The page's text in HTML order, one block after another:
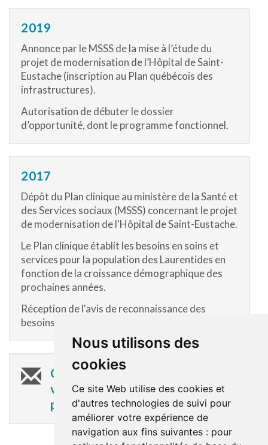
Nous utilisons des
cookies
Ce site Web utilise des cookies et
d'autres technologies de suivi pour
améliorer votre expérience de
navigation aux fins suivantes : pour
2019
Annonce par le MSSS de la mise à l’étude du
projet de modernisation de l’Hôpital de Saint-
Eustache (inscription au Plan québécois des
infrastructures).
Autorisation de débuter le dossier
d’opportunité, dont le programme fonctionnel.
2017
Dépôt du Plan clinique au ministère de la Santé et
des Services sociaux (MSSS) concernant le projet
de modernisation de l'Hôpital de Saint-Eustache.
Le Plan clinique établit les besoins en soins et
services pour la population des Laurentides en
fonction de la croissance démographique des
prochaines années.
Réception de l'avis de reconnaissance des
besoins cliniques.
On garde le contact : inscrivez-
vous à l'Infolettre sur les Grands
projets